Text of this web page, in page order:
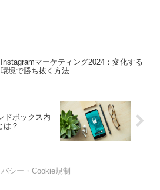
Instagramマーケティング2024：変化する
環境で勝ち抜く方法
ドボックス内
は？
シー・Cookie規制